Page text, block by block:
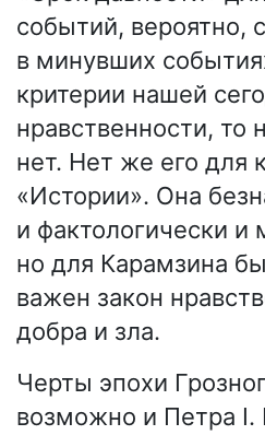
событий, вероятно,
в минувших
критерии нашей
нравственности, то
нет. Нет же его для
«Истории». Она
и фактологически и
но для Карамзина
важен закон
добра и зла.
Черты эпохи
возможно и Петра